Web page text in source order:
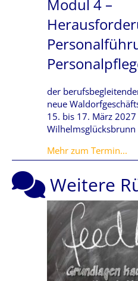
Modul 4 –
der
neue
15. bis 17. März
Mehr zum Termin...
Weitere